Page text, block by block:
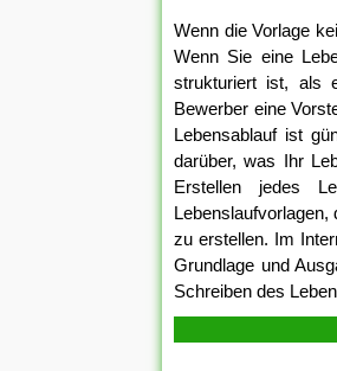
Wenn die Vorlage
Wenn Sie eine
strukturiert ist, als
Bewerber eine
Lebensablauf ist
darüber, was Ihr
Erstellen jedes
Lebenslaufvorlagen,
zu erstellen. Im
Grundlage und
Schreiben des